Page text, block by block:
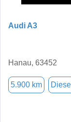
Audi A3
Hanau, 63452
5.900 km Diesel